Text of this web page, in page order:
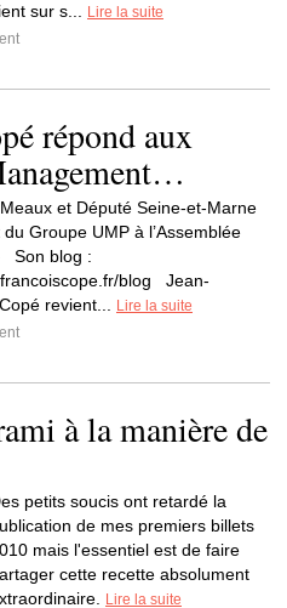
sur s...
Lire la suite
répond aux
et Député Seine-et-Marne
Groupe UMP à l’Assemblée
Son blog :
blog Jean-
revient...
Lire la suite
à la manière de
petits soucis ont retardé la
de mes premiers billets
mais l'essentiel est de faire
cette recette absolument
Lire la suite